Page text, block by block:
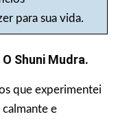
para sua vida.
Shuni Mudra.
que experimentei
e